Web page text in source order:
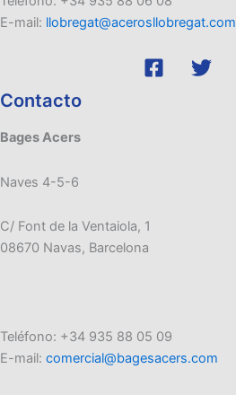
E-mail: llobregat@acerosllobregat.com
Contacto
Bages Acers
Naves 4-5-6
C/ Font de la Ventaiola, 1
08670 Navas, Barcelona
Teléfono: +34 935 88 05 09
E-mail: comercial@bagesacers.com